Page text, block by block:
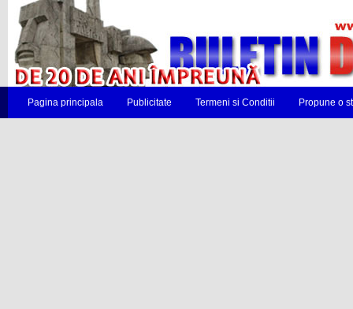
Pagina principala Publicitate Termeni si Conditii Propune o